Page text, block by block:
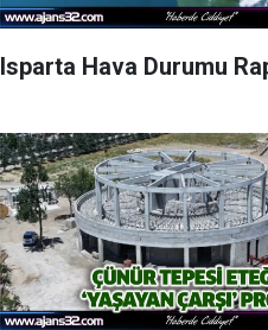
Isparta Hava Durumu